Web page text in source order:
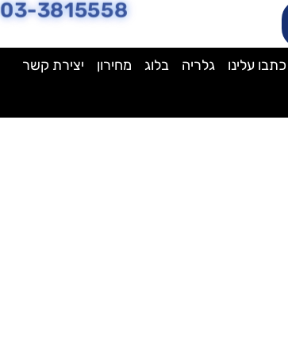
03-3815558
כתבו עלינו גלריה בלוג מחירון יצירת קשר